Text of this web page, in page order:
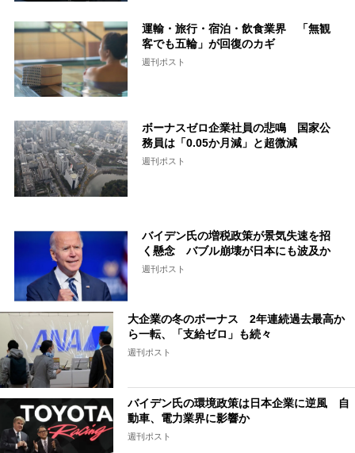
運輸・旅行・宿泊・飲食業界 「無観
客でも五輪」が回復のカギ
週刊ポスト
ボーナスゼロ企業社員の悲鳴 国家公
務員は「0.05か月減」と超微減
週刊ポスト
バイデン氏の増税政策が景気失速を招
く懸念 バブル崩壊が日本にも波及か
週刊ポスト
大企業の冬のボーナス 2年連続過去最高か
ら一転、「支給ゼロ」も続々
週刊ポスト
バイデン氏の環境政策は日本企業に逆風 自
動車、電力業界に影響か
週刊ポスト